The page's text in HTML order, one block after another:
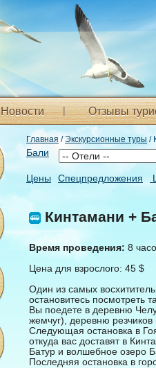
Новости Отзывы
Главная /Экскурсионные туры /
Бали
Цены Спецпредложения
Кинтамани +
Время проведения: 8
Цена для взрослого: 45 $
Один из самых
остановитесь посмотреть
Вы поедете в деревню
жемчуг), деревню
Следующая остановка в
откуда вас доставят в
Батур и волшебное озеро
Последняя остановка в